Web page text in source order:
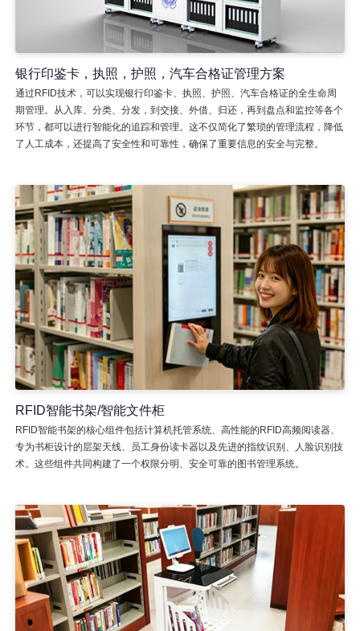
银行印鉴卡，执照，护照，汽车合格证管理方案
通过RFID技术，可以实现银行印鉴卡、执照、护照、汽车合格证的全生命周
期管理。从入库、分类、分发，到交接、外借、归还，再到盘点和监控等各个
环节，都可以进行智能化的追踪和管理。这不仅简化了繁琐的管理流程，降低
了人工成本，还提高了安全性和可靠性，确保了重要信息的安全与完整。
RFID智能书架/智能文件柜
RFID智能书架的核心组件包括计算机托管系统、高性能的RFID高频阅读器、
专为书柜设计的层架天线、员工身份读卡器以及先进的指纹识别、人脸识别技
术。这些组件共同构建了一个权限分明、安全可靠的图书管理系统。